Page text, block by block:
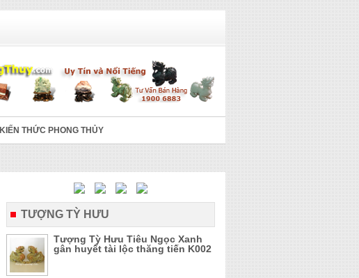
KIẾN THỨC PHONG THỦY
TƯỢNG TỲ HƯU
Tượng Tỳ Hưu Tiêu Ngọc Xanh
gân huyết tài lộc thăng tiến K002